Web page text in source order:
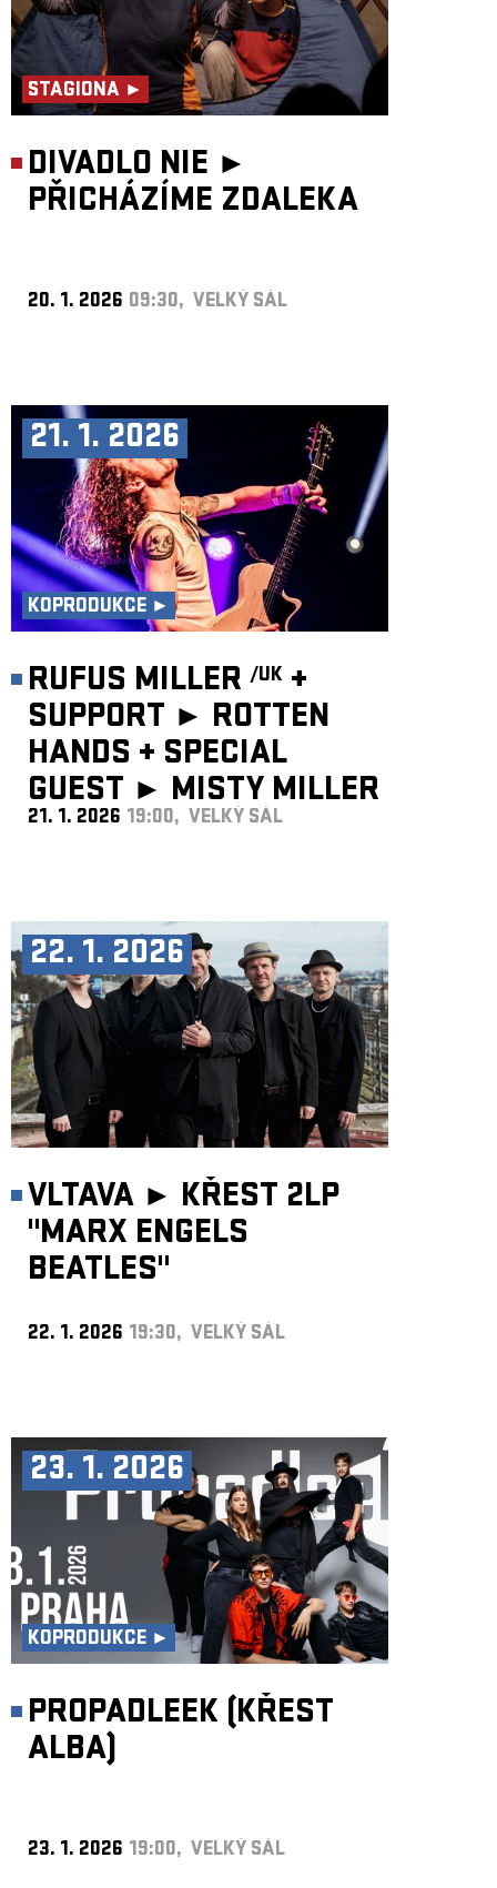
STAGIONA ►
DIVADLO NIE ►
PŘICHÁZÍME ZDALEKA
20. 1. 2026 09:30, VELKÝ SÁL
21. 1. 2026
KOPRODUKCE ►
RUFUS MILLER /UK +
SUPPORT ► ROTTEN
HANDS + SPECIAL
GUEST ► MISTY MILLER
/UK
21. 1. 2026 19:00, VELKÝ SÁL
22. 1. 2026
VLTAVA ► KŘEST 2LP
"MARX ENGELS
BEATLES"
22. 1. 2026 19:30, VELKÝ SÁL
23. 1. 2026
KOPRODUKCE ►
PROPADLEEK (KŘEST
ALBA)
23. 1. 2026 19:00, VELKÝ SÁL